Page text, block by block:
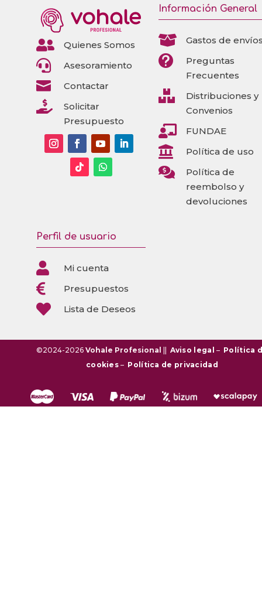
 Quienes Somos
 Asesoramiento
 Contactar

Solicitar
Presupuesto
Información General
 Gastos de

Preguntas
Frecuentes

Distribuciones y
Convenios
 FUNDAE
 Política de uso

Política de
reembolso y
devoluciones
Perfil de usuario
 Mi cuenta
 Presupuestos
 Lista de Deseos
©2024-2026 Vohale Profesional Aviso legal – Política
cookies– Política de privacidad